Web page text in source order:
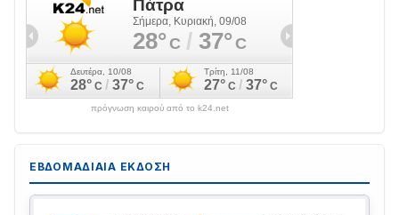
πρόγνωση καιρού από το k24.net